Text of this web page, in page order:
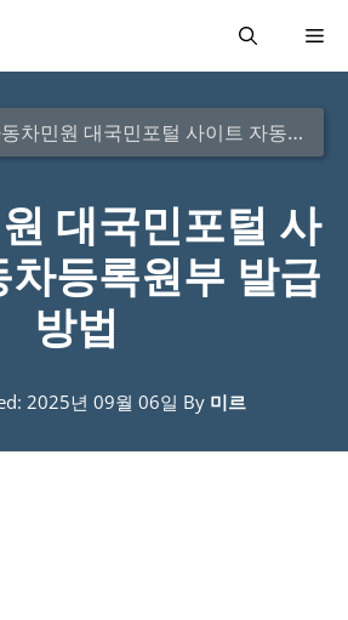
메
뉴
차민원 대국민포털 사이트 자동차등록원부 발급 방법
대국민포털 사
차등록원부 발급
방법
2025년 09월 06일 By 미르